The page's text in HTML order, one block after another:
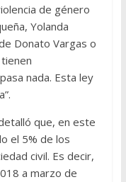
de género
Yolanda
Donato Vargas o
nada. Esta ley
que, en este
el 5% de los
civil. Es decir,
a marzo de